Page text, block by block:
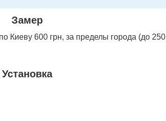
Замер
Киеву 600 грн, за пределы города (до
Установка